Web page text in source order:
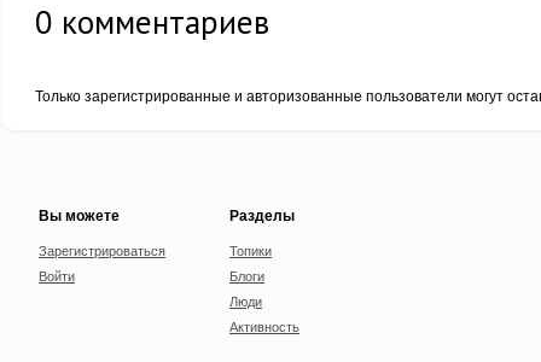
0 комментариев
Только зарегистрированные и авторизованные пользователи могут
Вы можете
Зарегистрироваться
Войти
Разделы
Топики
Блоги
Люди
Активность